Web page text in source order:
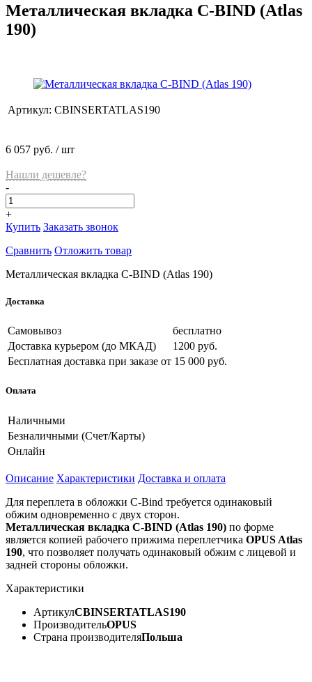
Металлическая вкладка C-BIND (Atlas
190)
Артикул: CBINSERTATLAS190
6 057 руб. / шт
Нашли дешевле?
-
+
Купить Заказать звонок
Сравнить Отложить товар
Металлическая вкладка C-BIND (Atlas 190)
Доставка
Самовывоз
бесплатно
Доставка курьером (до МКАД)
1200 руб.
Бесплатная доставка при заказе от 15 000 руб.
Оплата
Наличными
Безналичными (Счет/Карты)
Онлайн
Описание Характеристики Доставка и оплата
Для переплета в обложки C-Bind требуется одинаковый
обжим одновременно с двух сторон.
Металлическая вкладка C-BIND (Atlas 190) по форме
является копией рабочего прижима переплетчика OPUS Atlas
190, что позволяет получать одинаковый обжим с лицевой и
задней стороны обложки.
Характеристики
АртикулCBINSERTATLAS190
ПроизводительOPUS
Страна производителяПольша